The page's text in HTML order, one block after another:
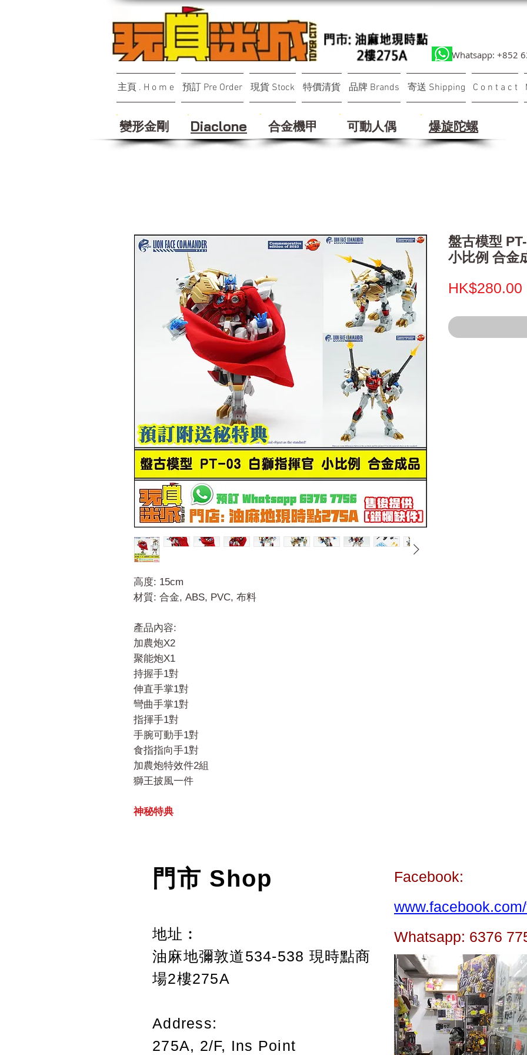
Whatsapp: +852
主頁 . H o m e 預訂 Pre Order 現貨 Stock 特價清貨 品牌 Brands 寄送 Shipping C o n t a c t
變形金剛 Diaclone 合金機甲 可動人偶 ​爆旋陀螺
高度: 15cm
材質: 合金, ABS, PVC, 布料
產品內容:
加農炮X2
聚能炮X1
持握手1對
伸直手掌1對
彎曲手掌1對
指揮手1對
手腕可動手1對
食指指向手1對
加農炮特效件2組
獅王披風一件
神秘特典
盤古模型
小比例 合金
HK$280.00
門市 Shop
地址︰
油麻地彌敦道534-538 現時點商
場2樓275A
Address:
275A, 2/F, Ins Point
Facebook:
Whatsapp: 6376